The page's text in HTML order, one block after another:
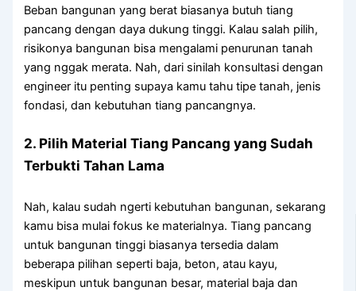
Beban bangunan yang berat biasanya butuh tiang
pancang dengan daya dukung tinggi. Kalau salah pilih,
risikonya bangunan bisa mengalami penurunan tanah
yang nggak merata. Nah, dari sinilah konsultasi dengan
engineer itu penting supaya kamu tahu tipe tanah, jenis
fondasi, dan kebutuhan tiang pancangnya.
2. Pilih Material Tiang Pancang yang Sudah
Terbukti Tahan Lama
Nah, kalau sudah ngerti kebutuhan bangunan, sekarang
kamu bisa mulai fokus ke materialnya. Tiang pancang
untuk bangunan tinggi biasanya tersedia dalam
beberapa pilihan seperti baja, beton, atau kayu,
meskipun untuk bangunan besar, material baja dan